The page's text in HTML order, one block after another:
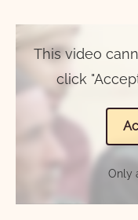
This video
click
Only